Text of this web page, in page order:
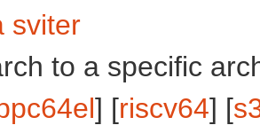
sviter
to a specific
] [riscv64] [